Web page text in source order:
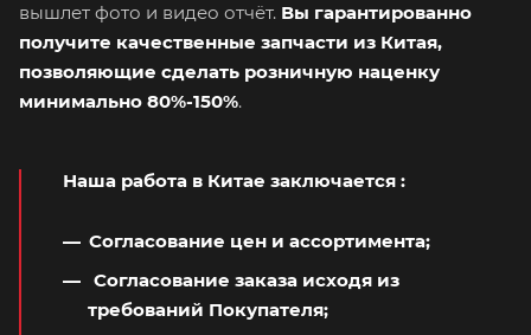
вышлет фото и видео отчёт. Вы гарантированно
получите качественные запчасти из Китая,
позволяющие сделать розничную наценку
минимально 80%-150%.
Наша работа в Китае заключается :
Согласование цен и ассортимента;
Согласование заказа исходя из
требований Покупателя;